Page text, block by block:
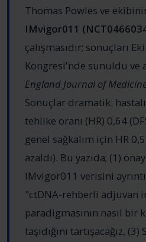
Thomas Powles ve
IMvigor011
çalışmasıdır; sonuçları
Kongresi'nde sunuldu ve
England Journal of
Sonuçlar dramatik:
tehlike oranı (HR) 0,64
genel sağkalım için HR
azaldı). Bu yazıda; (1)
IMvigor011 verisini
"ctDNA-rehberli adjuvan
paradigmasının nasıl bir
taşıdığını tartışacağız,